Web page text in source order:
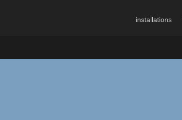
installations